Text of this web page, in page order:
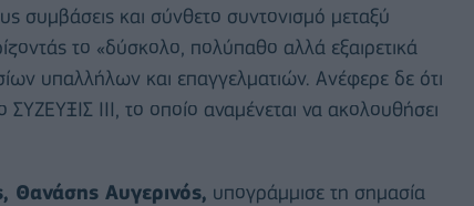
συμβάσεις και σύνθετο συντονισμό μεταξύ
το «δύσκολο, πολύπαθο αλλά εξαιρετικά
υπαλλήλων και επαγγελματιών. Ανέφερε δε ότι
ΙΙΙ, το οποίο αναμένεται να ακολουθήσει
Θανάσης Αυγερινός, υπογράμμισε τη σημασία